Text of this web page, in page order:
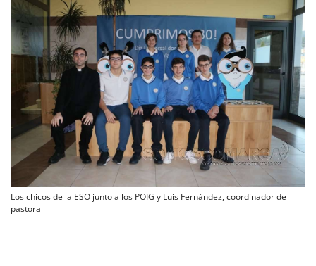
Los chicos de la ESO junto a los POIG y Luis Fernández, coordinador de
pastoral